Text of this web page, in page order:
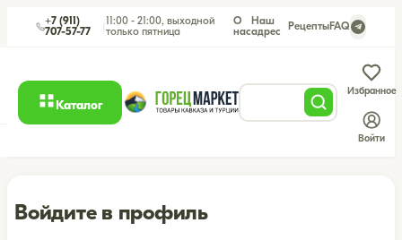
+7 (911)
707-57-77
11:00 - 21:00, выходной
только пятница
О
нас
Наш
адрес
РецептыFAQ
Каталог
Избранное
Войти
Войдите в профиль